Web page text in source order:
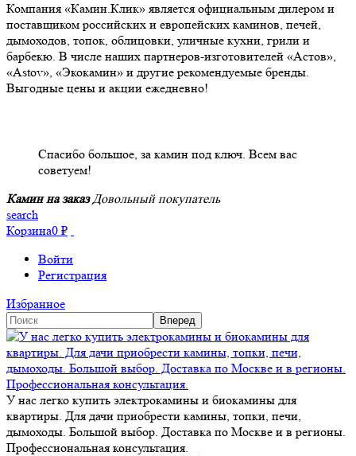
Компания «Камин.Клик» является официальным дилером и
поставщиком российских и европейских каминов, печей,
дымоходов, топок, облицовки, уличные кухни, грили и
барбекю. В числе наших партнеров-изготовителей «Астов»,
«Astov», «Экокамин» и другие рекомендуемые бренды.
Выгодные цены и акции ежедневно!
Спасибо большое, за камин под ключ. Всем вас
советуем!
Камин на заказ Довольный покупатель
search
Корзина0 ₽
Войти
Регистрация
Избранное
У нас легко купить электрокамины и биокамины для
квартиры. Для дачи приобрести камины, топки, печи,
дымоходы. Большой выбор. Доставка по Москве и в регионы.
Профессиональная консультация.